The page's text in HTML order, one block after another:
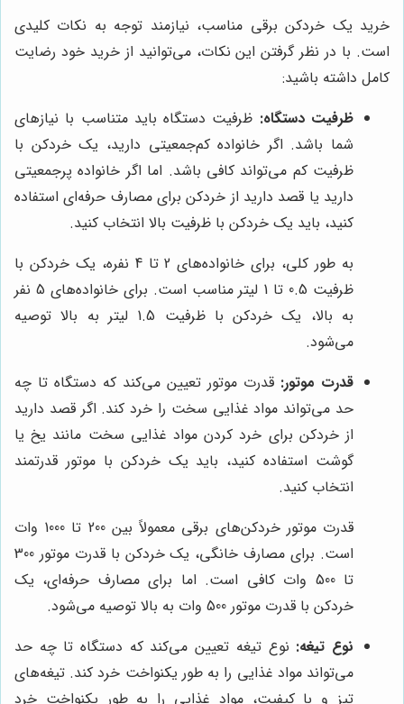
خرید یک خردکن برقی مناسب، نیازمند توجه به نکات کلیدی
است. با در نظر گرفتن این نکات، می‌توانید از خرید خود رضایت
کامل داشته باشید:
ظرفیت دستگاه: ظرفیت دستگاه باید متناسب با نیازهای
شما باشد. اگر خانواده کم‌جمعیتی دارید، یک خردکن با
ظرفیت کم می‌تواند کافی باشد. اما اگر خانواده پرجمعیتی
دارید یا قصد دارید از خردکن برای مصارف حرفه‌ای استفاده
کنید، باید یک خردکن با ظرفیت بالا انتخاب کنید.
به طور کلی، برای خانواده‌های 2 تا 4 نفره، یک خردکن با
ظرفیت 0.5 تا 1 لیتر مناسب است. برای خانواده‌های 5 نفر
به بالا، یک خردکن با ظرفیت 1.5 لیتر به بالا توصیه
می‌شود.
قدرت موتور: قدرت موتور تعیین می‌کند که دستگاه تا چه
حد می‌تواند مواد غذایی سخت را خرد کند. اگر قصد دارید
از خردکن برای خرد کردن مواد غذایی سخت مانند یخ یا
گوشت استفاده کنید، باید یک خردکن با موتور قدرتمند
انتخاب کنید.
قدرت موتور خردکن‌های برقی معمولاً بین 200 تا 1000 وات
است. برای مصارف خانگی، یک خردکن با قدرت موتور 300
تا 500 وات کافی است. اما برای مصارف حرفه‌ای، یک
خردکن با قدرت موتور 500 وات به بالا توصیه می‌شود.
نوع تیغه: نوع تیغه تعیین می‌کند که دستگاه تا چه حد
می‌تواند مواد غذایی را به طور یکنواخت خرد کند. تیغه‌های
تیز و با کیفیت، مواد غذایی را به طور یکنواخت خرد